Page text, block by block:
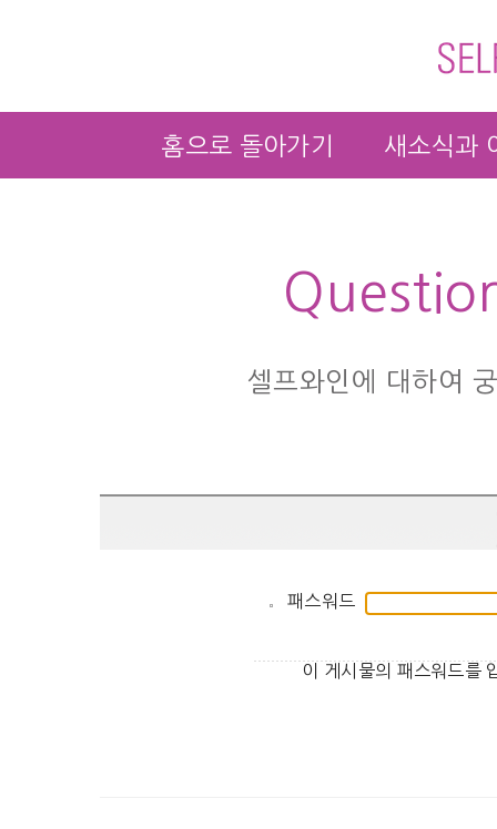
홈으로 돌아가기 새소식과
셀프와인에 대하여
패스워드
이 게시물의 패스워드를